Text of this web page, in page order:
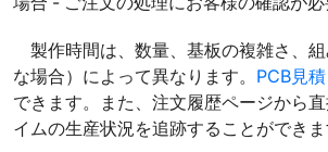
製作時間は、数量、基板の複雑さ、
な場合）によって異なります。 PCB見積
できます。また、注文履歴ページから
イムの生産状況を追跡することができま